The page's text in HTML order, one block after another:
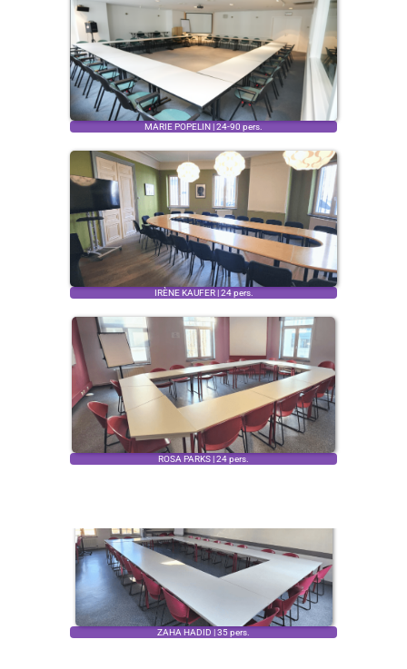
MARIE POPELIN | 24-90 pers.
IRÈNE KAUFER | 24 pers.
ROSA PARKS | 24 pers.
ZAHA HADID | 35 pers.